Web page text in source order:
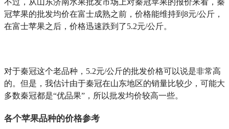
不过，从山东济南水果批发市场上对秦冠苹果的报价来看，秦
冠苹果的批发均价在富士成熟之前，价格能维持到8元/公斤，
在富士苹果之后，价格迅速跌到了5.2元/公斤。
对于秦冠这个老品种，5.2元/公斤的批发价格可以说是非常高
的。但是，我估计由于秦冠在山东地区的销量比较少，可能大
多数秦冠都是“优品果”，所以批发均价较高一些。
各个苹果品种的价格参考